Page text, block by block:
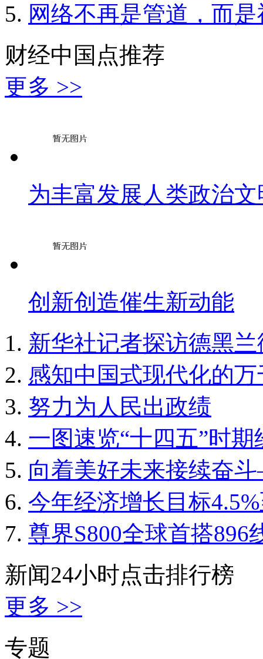
网络不再是管道，而
财经中国点推荐
更多 >>
为丰富发展人类政治
创新创造催生新动能
新华社记者探访德黑
感知中国式现代化的
努力为人民出政绩
一图速览“十四五”时
向着美好未来接续奋
今年经济增长目标
尊界S800全球首搭896
新闻24小时点击排行榜
更多 >>
专题